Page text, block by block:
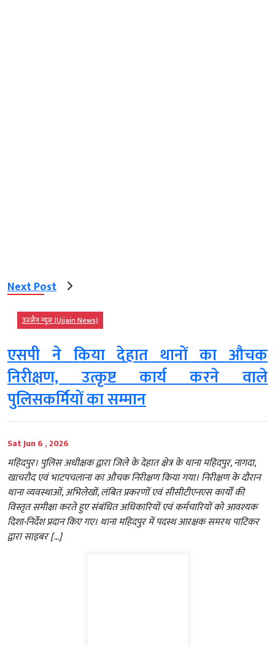
Next Post
उज्‍जैन न्यूज़ (Ujjain News)
एसपी ने किया देहात थानों का औचक
निरीक्षण, उत्कृष्ट कार्य करने वाले
पुलिसकर्मियों का सम्मान
Sat Jun 6 , 2026
महिदपुर। पुलिस अधीक्षक द्वारा जिले के देहात क्षेत्र के थाना महिदपुर, नागदा,
खाचरौद एवं भाटपचलाना का औचक निरीक्षण किया गया। निरीक्षण के दौरान
थाना व्यवस्थाओं, अभिलेखों, लंबित प्रकरणों एवं सीसीटीएनएस कार्यों की
विस्तृत समीक्षा करते हुए संबंधित अधिकारियों एवं कर्मचारियों को आवश्यक
दिशा-निर्देश प्रदान किए गए। थाना महिदपुर में पदस्थ आरक्षक समरथ पाटिकर
द्वारा साइबर […]